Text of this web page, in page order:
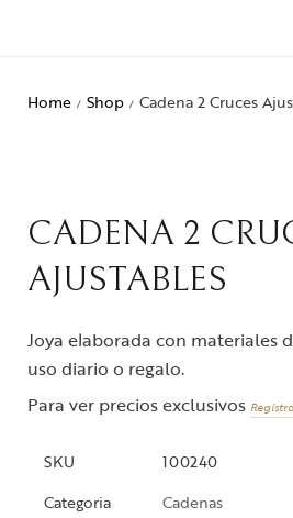
Home / Shop / Cadena 2 Cruces
CADENA 2
AJUSTABLES
Joya elaborada con materiales
uso diario o regalo.
Para ver precios exclusivos
SKU
100240
Categoria
Cadenas